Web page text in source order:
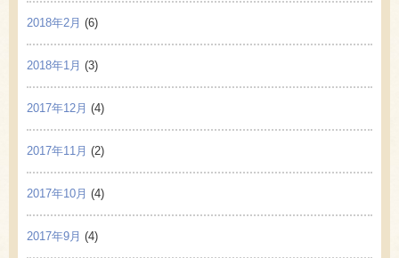
2018年2月 (6)
2018年1月 (3)
2017年12月 (4)
2017年11月 (2)
2017年10月 (4)
2017年9月 (4)